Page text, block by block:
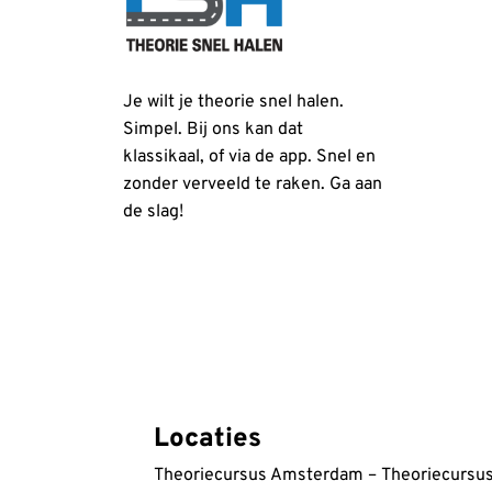
phemmy hoy
in de afgelopen week via Google
Hartelijk bedankt 😊
Aqib Javed
Kris was really good at explaining things,
via Trustpilot
Je wilt je theorie snel halen.
Simpel. Bij ons kan dat
klassikaal, of via de app. Snel en
zonder verveeld te raken. Ga aan
de slag!
Locaties
Theoriecursus Amsterdam –